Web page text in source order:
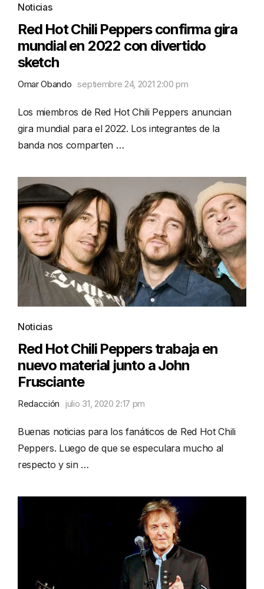
Noticias
Red Hot Chili Peppers confirma gira
mundial en 2022 con divertido
sketch
Omar Obando septiembre 24, 2021 2:00 pm
Los miembros de Red Hot Chili Peppers anuncian
gira mundial para el 2022. Los integrantes de la
banda nos comparten …
Noticias
Red Hot Chili Peppers trabaja en
nuevo material junto a John
Frusciante
Redacción julio 31, 2020 2:17 pm
Buenas noticias para los fanáticos de Red Hot Chili
Peppers. Luego de que se especulara mucho al
respecto y sin …